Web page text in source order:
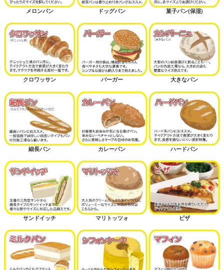
メロンパン ドッグパン 菓子パン(保湿)
クロワッサン バーガー 大きなパン
細長パン カレーパン ハードパン
サンドイッチ マリトッツォ ピザ